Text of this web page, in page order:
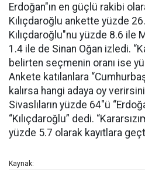
Erdoğan"ın en güçlü rakibi
Kılıçdaroğlu ankette yüzde
Kılıçdaroğlu"nu yüzde 8.6 ile
1.4 ile de Sinan Oğan izledi.
belirten seçmenin oranı ise
Ankete katılanlara
kalırsa hangi adaya oy
Sivaslıların yüzde 64"ü
“Kılıçdaroğlu” dedi.
yüzde 5.7 olarak kayıtlara
Kaynak: